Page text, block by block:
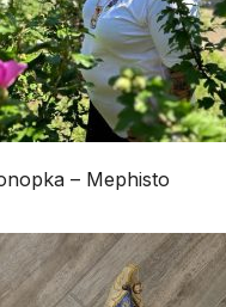
– Mephisto